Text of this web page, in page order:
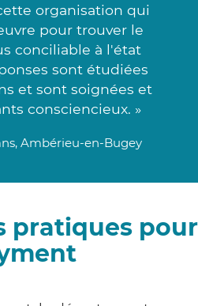
organisation qui
pour trouver le
conciliable à l'état
sont étudiées
et sont soignées et
consciencieux. »
Ambérieu-en-Bugey
pratiques pour